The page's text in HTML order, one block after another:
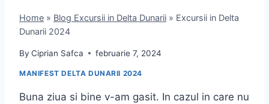
Home » Blog Excursii in Delta Dunarii » Excursii in Delta
Dunarii 2024
By Ciprian Safca februarie 7, 2024
MANIFEST DELTA DUNARII 2024
Buna ziua si bine v-am gasit. In cazul in care nu